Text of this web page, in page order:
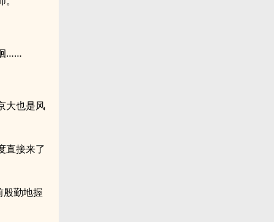
……
大也是风
直接来了
殷勤地握